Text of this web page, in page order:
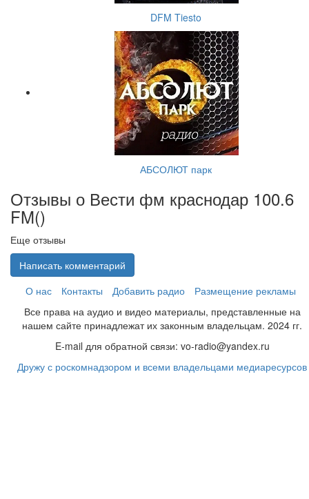
DFM Tiesto
АБСОЛЮТ парк
Отзывы о Вести фм краснодар 100.6
FM()
Еще отзывы
Написать комментарий
О нас
Контакты Добавить радио
Размещение рекламы
Все права на аудио и видео материалы, представленные на
нашем сайте принадлежат их законным владельцам. 2024 гг.
E-mail для обратной связи: vo-radio@yandex.ru
Дружу с роскомнадзором и всеми владельцами медиаресурсов